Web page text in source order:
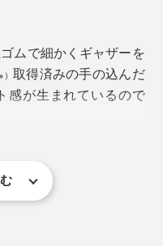
ムで細かくギャザーを
※）取得済みの手の込んだ
感が生まれているので